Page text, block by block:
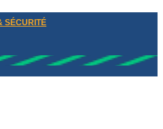
SÉCURITÉ